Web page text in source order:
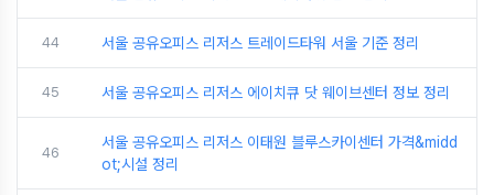
44 서울 공유오피스 리저스 트레이드타워 서울 기준 정리
45 서울 공유오피스 리저스 에이치큐 닷 웨이브센터 정보 정리
46
서울 공유오피스 리저스 이태원 블루스카이센터 가격&midd
ot;시설 정리